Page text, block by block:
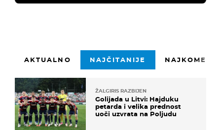
AKTUALNO NAJČITANIJE
ŽALGIRIS RAZBIJEN
Golijada u Litvi: Hajduku
petarda i velika prednost
uoči uzvrata na Poljudu